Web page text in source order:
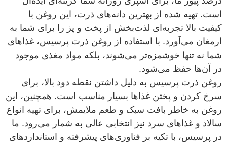
است. تهیه شده از بهترین دانه‌های ذرت، این روغن با
کیفیت بالا تجربه‌ای لذت‌بخش از پخت و پز را برای شما به
ارمغان می‌آورد. با استفاده از روغن ذرت پرسیس، غذاهای
شما نه تنها خوشمزه‌تر می‌شوند، بلکه مواد مغذی موجود
در آن‌ها حفظ می‌شود.
روغن ذرت پرسیس به دلیل داشتن نقطه دود بالا، برای
سرخ کردن و پختن غذاها بسیار مناسب است. همچنین، این
روغن به خاطر بافت سبک و طعم ملایمش، برای تهیه انواع
سالاد و غذاهای سرد نیز انتخابی عالی به شمار می‌رود. ما
در پرسیس، با تکیه بر فناوری‌های پیشرفته و استانداردهای